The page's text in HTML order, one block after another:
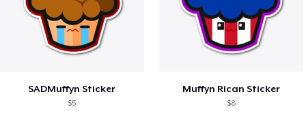
SADMuffyn Sticker
$5
Muffyn Rican Sticker
$8